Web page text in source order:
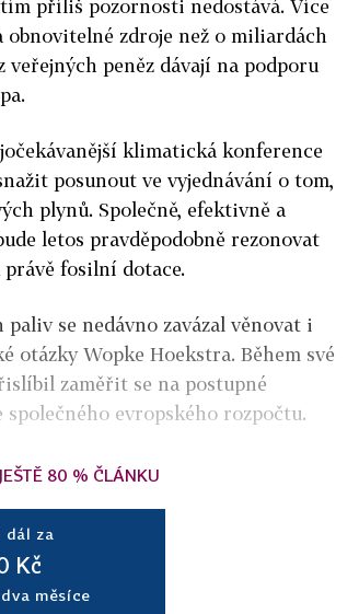
příliš pozornosti nedostává. Více
zdroje než o miliardách
peněz dávají na podporu
klimatická konference
posunout ve vyjednávání o tom,
plynů. Společně, efektivně a
letos pravděpodobně rezonovat
fosilní dotace.
se nedávno zavázal věnovat i
Wopke Hoekstra. Během své
zaměřit se na postupné
evropského rozpočtu.
80 % ČLÁNKU
dál za
Kč
měsíce